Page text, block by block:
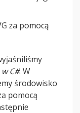
za pomocą
C#. W
środowisko
pomocą